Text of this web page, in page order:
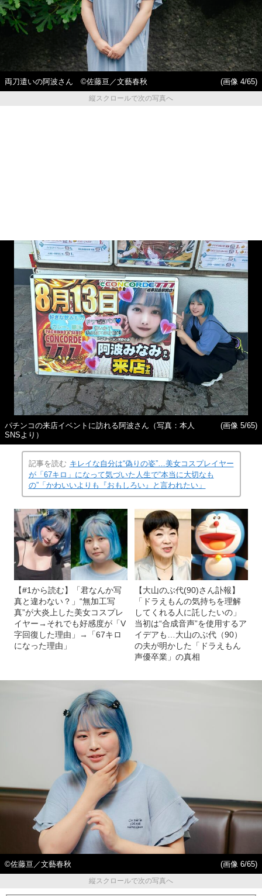
両刀遣いの阿波さん ©佐藤亘／文藝春秋
(画像 4/65)
縦スクロールで次の写真へ
パチンコの来店イベントに訪れる阿波さん（写真：本人
SNSより）
(画像 5/65)
記事を読む キレイな自分は“偽りの姿”…美女コスプレイヤー
が「67キロ」になって気づいた人生で“本当に大切なも
の”「かわいいよりも『おもしろい』と言われたい」
【#1から読む】「君なんか写
真と違わない？」“無加工写
真”が大炎上した美女コスプレ
イヤー→それでも好感度が「V
字回復した理由」→「67キロ
になった理由」
【大山のぶ代(90)さん訃報】
「ドラえもんの気持ちを理解
してくれる人に託したいの」
当初は“合成音声”を使用するア
イデアも…大山のぶ代（90）
の夫が明かした「ドラえもん
声優卒業」の真相
©佐藤亘／文藝春秋
(画像 6/65)
縦スクロールで次の写真へ